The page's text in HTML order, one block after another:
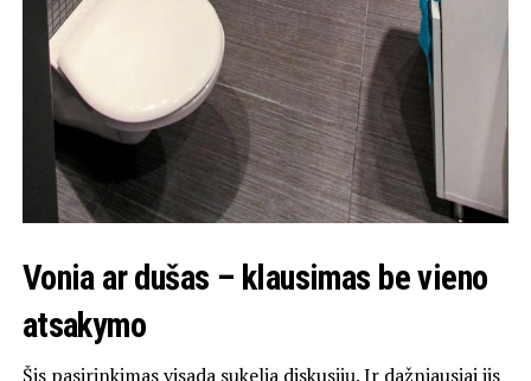
Vonia ar dušas – klausimas be vieno
atsakymo
Šis pasirinkimas visada sukelia diskusijų. Ir dažniausiai jis